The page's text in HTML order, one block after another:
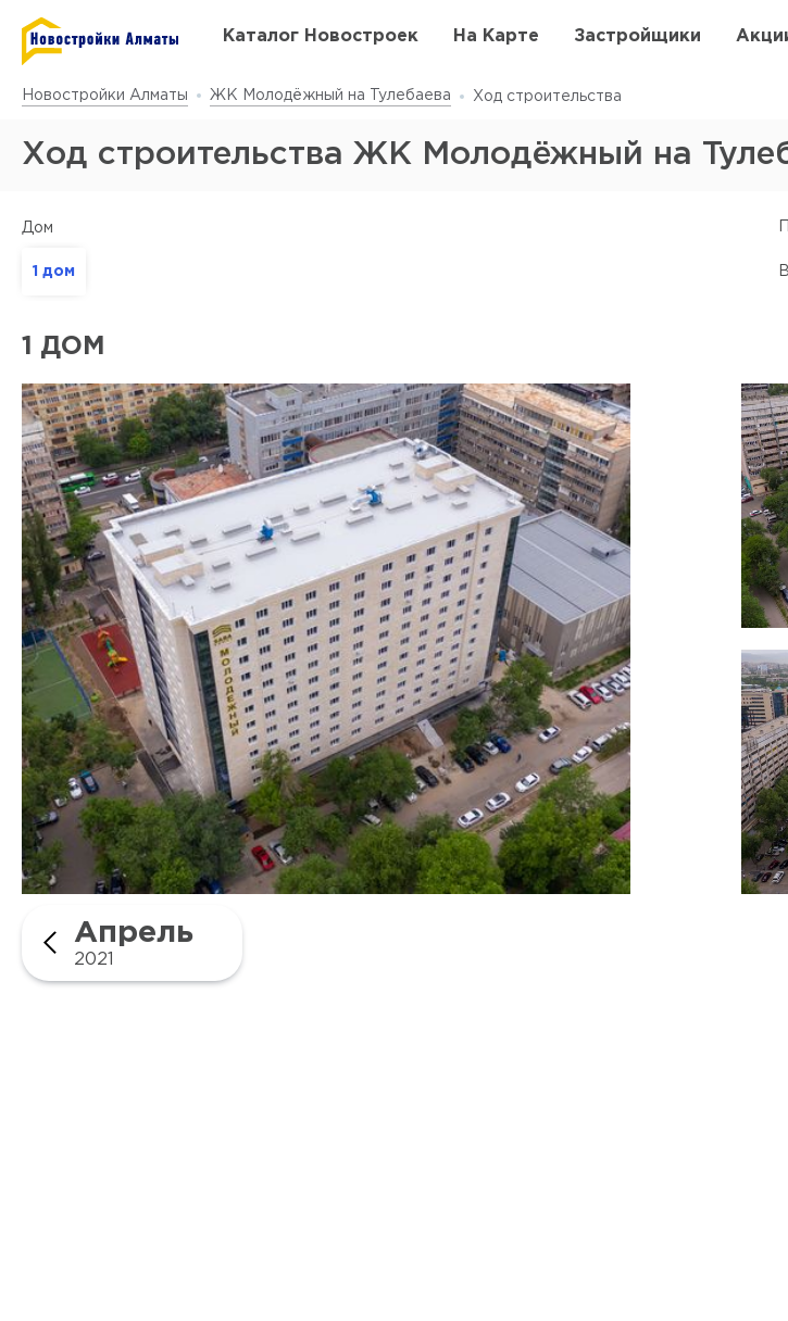
Каталог Новостроек На Карте Застройщики
Новостройки Алматы ЖК Молодёжный на Тулебаева Ход строительства
Ход строительства ЖК Молодёжный на
Дом
1 дом
1 ДОМ
Апрель
2021